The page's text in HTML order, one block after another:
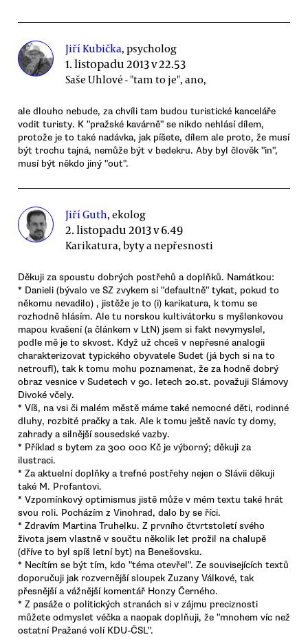
Jiří Kubička, psycholog
1. listopadu 2013 v 22.53
Saše Uhlové - "tam to je", ano,
ale dlouho nebude, za chvíli tam budou turistické kanceláře
vodit turisty. K "pražské kavárně" se nikdo nehlásí dílem,
protože je to také nadávka, jak píšete, dílem ale proto, že musí
být trochu tajná, nemůže být v bedekru. Aby byl člověk "in",
musí být někdo jiný "out".
Jiří Guth, ekolog
2. listopadu 2013 v 6.49
Karikatura, byty a nepřesnosti
Děkuji za spoustu dobrých postřehů a doplňků. Namátkou:
* Danieli (bývalo ve SZ zvykem si "defaultně" tykat, pokud to
někomu nevadilo) , jistěže je to (i) karikatura, k tomu se
rozhodně hlásím. Ale tu norskou kultivátorku s myšlenkovou
mapou kvašení (a článkem v LtN) jsem si fakt nevymyslel,
podle mě je to skvost. Když už chceš v nepřesné analogii
charakterizovat typického obyvatele Sudet (já bych si na to
netroufl), tak k tomu mohu poznamenat, že za hodně dobrý
obraz vesnice v Sudetech v 90. letech 20.st. považuji Slámovy
Divoké včely.
* Víš, na vsi či malém městě máme také nemocné děti, rodinné
dluhy, rozbité pračky a tak. Ale k tomu ještě navíc ty domy,
zahrady a silnější sousedské vazby.
* Příklad s bytem za 300 000 Kč je výborný; děkuji za
ilustraci.
* Za aktuelní doplňky a trefné postřehy nejen o Slávii děkuji
také M. Profantovi.
* Vzpomínkový optimismus jistě může v mém textu také hrát
svou roli. Pocházím z Vinohrad, dalo by se říci.
* Zdravím Martina Truhelku. Z prvního čtvrtstoletí svého
života jsem vlastně v součtu několik let prožil na chalupě
(dříve to byl spíš letní byt) na Benešovsku.
* Necítím se být tím, kdo "téma otevřel". Ze souvisejících textů
doporučuji jak rozvernější sloupek Zuzany Válkové, tak
přesnější a vážnější komentář Honzy Černého.
* Z pasáže o politických stranách si v zájmu preciznosti
můžete odmyslet véčka a naopak doplňuji, že "mnohem víc než
ostatní Pražané volí KDU-ČSL".